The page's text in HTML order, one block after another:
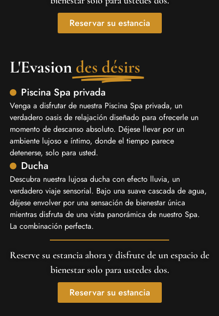
Reservar su estancia
L'Evasion des désirs
Piscina Spa privada
Venga a disfrutar de nuestra Piscina Spa privada, un
verdadero oasis de relajación diseñado para ofrecerle un
momento de descanso absoluto. Déjese llevar por un
ambiente lujoso e íntimo, donde el tiempo parece
detenerse, solo para usted.
Ducha
Descubra nuestra lujosa ducha con efecto lluvia, un
verdadero viaje sensorial. Bajo una suave cascada de agua,
déjese envolver por una sensación de bienestar única
mientras disfruta de una vista panorámica de nuestro Spa.
La combinación perfecta.
Reserve su estancia ahora y disfrute de un espacio de
bienestar solo para ustedes dos.
Reservar su estancia